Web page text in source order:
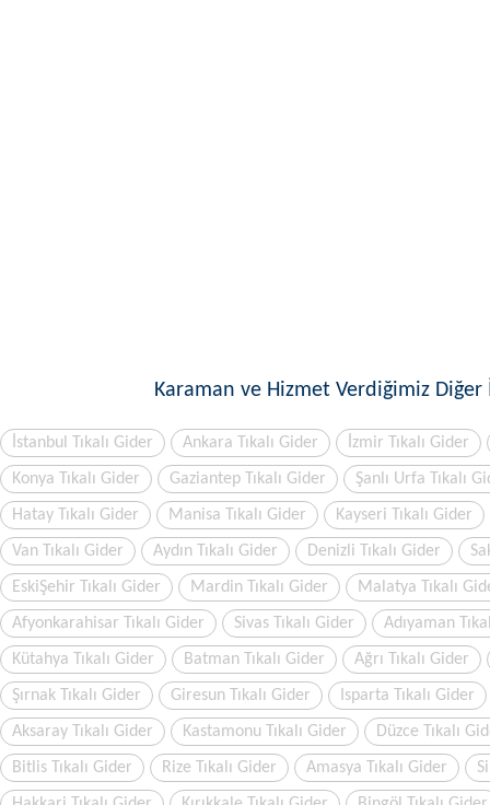
Karaman ve Hizmet Verdiğimiz Diğer
İstanbul Tıkalı Gider Ankara Tıkalı Gider İzmir Tıkalı Gider
Konya Tıkalı Gider Gaziantep Tıkalı Gider Şanlı Urfa Tıkalı
Hatay Tıkalı Gider Manisa Tıkalı Gider Kayseri Tıkalı Gider
Van Tıkalı Gider Aydın Tıkalı Gider Denizli Tıkalı Gider
EskiŞehir Tıkalı Gider Mardin Tıkalı Gider Malatya Tıkalı
Afyonkarahisar Tıkalı Gider Sivas Tıkalı Gider Adıyaman
Kütahya Tıkalı Gider Batman Tıkalı Gider Ağrı Tıkalı Gider
Şırnak Tıkalı Gider Giresun Tıkalı Gider Isparta Tıkalı Gider
Aksaray Tıkalı Gider Kastamonu Tıkalı Gider Düzce Tıkalı
Bitlis Tıkalı Gider Rize Tıkalı Gider Amasya Tıkalı Gider